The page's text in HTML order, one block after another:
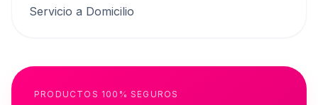
Servicio a Domicilio
PRODUCTOS 100% SEGUROS